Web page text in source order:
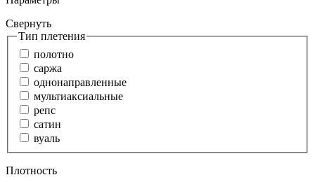
Свернуть
Тип плетения
полотно
саржа
однонаправленные
мультиаксиальные
репс
сатин
вуаль
Плотность